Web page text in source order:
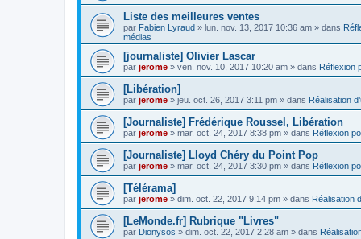
Liste des meilleures ventes
par Fabien Lyraud » lun. nov. 13, 2017 10:36 am » dans
médias
[journaliste] Olivier Lascar
par jerome » ven. nov. 10, 2017 10:20 am » dans Réflexion
[Libération]
par jerome » jeu. oct. 26, 2017 3:11 pm » dans Réalisation
[Journaliste] Frédérique Roussel, Libération
par jerome » mar. oct. 24, 2017 8:38 pm » dans Réflexion
[Journaliste] Lloyd Chéry du Point Pop
par jerome » mar. oct. 24, 2017 3:30 pm » dans Réflexion
[Télérama]
par jerome » dim. oct. 22, 2017 9:14 pm » dans Réalisation
[LeMonde.fr] Rubrique "Livres"
par Dionysos » dim. oct. 22, 2017 2:28 am » dans